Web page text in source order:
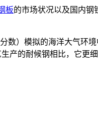
板的市场状况以及国内钢
数）模拟的海洋大气环
产的耐候钢相比，它更